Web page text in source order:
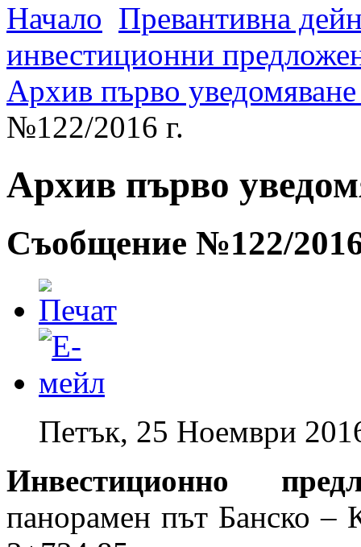
Начало Превантивна
инвестиционни
Архив първо
№122/2016 г.
Архив първо
Съобщение №122/
Петък, 25 Ноември
Инвестиционно
панорамен път Банско